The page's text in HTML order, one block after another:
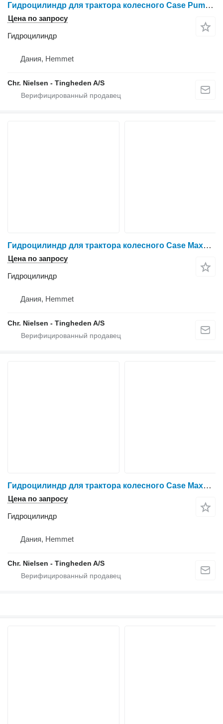
Гидроцилиндр для трактора колесного Case Puma 185
Цена по запросу
Гидроцилиндр
Дания, Hemmet
Chr. Nielsen - Tingheden A/S
Гидроцилиндр для трактора колесного Case Maxxum 115
Цена по запросу
Гидроцилиндр
Дания, Hemmet
Chr. Nielsen - Tingheden A/S
Гидроцилиндр для трактора колесного Case Maxxum 115
Цена по запросу
Гидроцилиндр
Дания, Hemmet
Chr. Nielsen - Tingheden A/S